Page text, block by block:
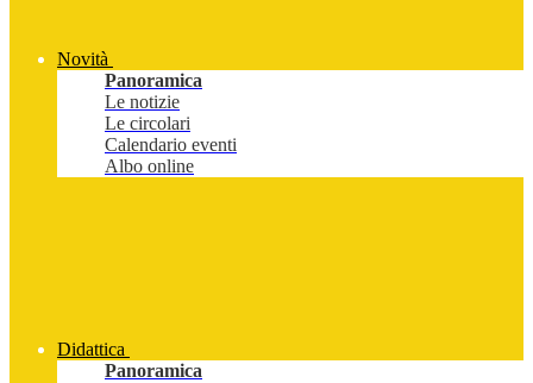
Novità
Panoramica
Le notizie
Le circolari
Calendario eventi
Albo online
Didattica
Panoramica